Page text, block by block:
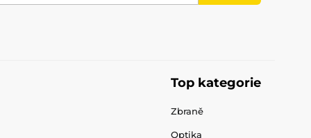
Top kategorie
Zbraně
Optika